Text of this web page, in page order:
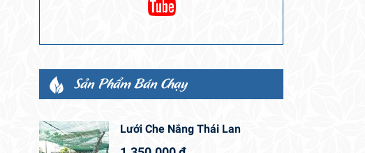
Sản Phẩm Bán Chạy
Lưới Che Nắng Thái Lan